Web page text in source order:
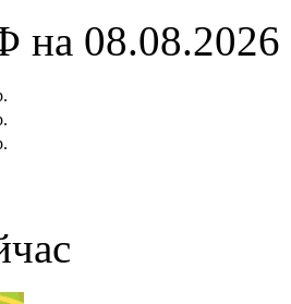
на 08.08.2026